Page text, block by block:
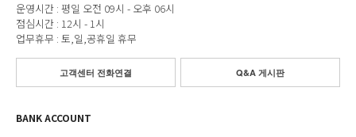
운영시간 : 평일 오전 09시 - 오후 06시
점심시간 : 12시 - 1시
업무휴무 : 토,일,공휴일 휴무
고객센터 전화연결 Q&A 게시판
BANK ACCOUNT